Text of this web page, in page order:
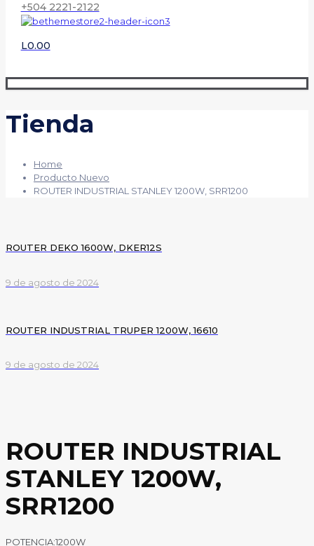
+504 2221-2122
L0.00
Tienda
Home
Producto Nuevo
ROUTER INDUSTRIAL STANLEY 1200W, SRR1200
ROUTER DEKO 1600W, DKER12S
9 de agosto de 2024
ROUTER INDUSTRIAL TRUPER 1200W, 16610
9 de agosto de 2024
ROUTER INDUSTRIAL
STANLEY 1200W,
SRR1200
POTENCIA:1200W